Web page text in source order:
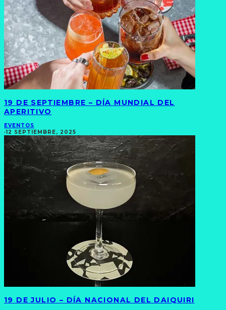
19 DE SEPTIEMBRE – DÍA MUNDIAL DEL
APERITIVO
EVENTOS
·12 SEPTIEMBRE, 2025
19 DE JULIO – DÍA NACIONAL DEL DAIQUIRI